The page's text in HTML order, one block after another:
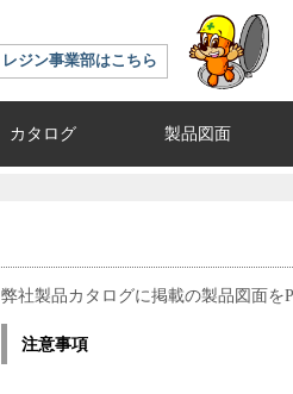
レジン事業部はこちら
カタログ 製品図面
弊社製品カタログに掲載の製品図面を
注意事項